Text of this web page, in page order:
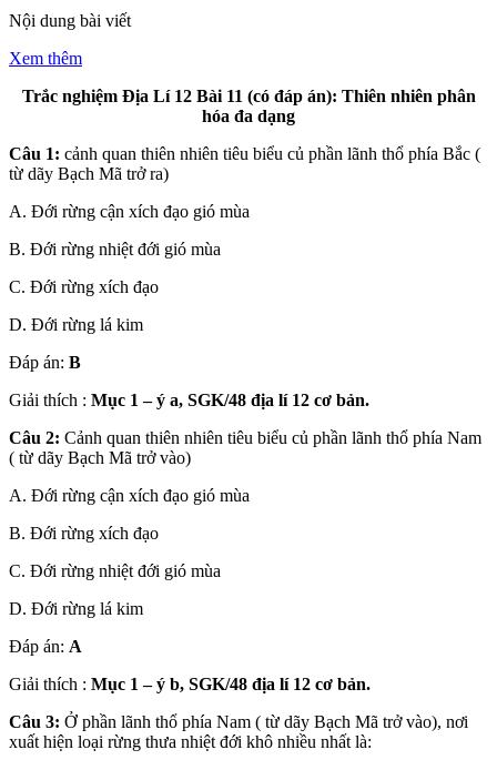
Nội dung bài viết
Xem thêm
Trắc nghiệm Địa Lí 12 Bài 11 (có đáp án): Thiên nhiên phân
hóa đa dạng
Câu 1: cảnh quan thiên nhiên tiêu biểu củ phần lãnh thổ phía Bắc (
từ dãy Bạch Mã trở ra)
A. Đới rừng cận xích đạo gió mùa
B. Đới rừng nhiệt đới gió mùa
C. Đới rừng xích đạo
D. Đới rừng lá kim
Đáp án: B
Giải thích : Mục 1 – ý a, SGK/48 địa lí 12 cơ bản.
Câu 2: Cảnh quan thiên nhiên tiêu biểu củ phần lãnh thổ phía Nam
( từ dãy Bạch Mã trở vào)
A. Đới rừng cận xích đạo gió mùa
B. Đới rừng xích đạo
C. Đới rừng nhiệt đới gió mùa
D. Đới rừng lá kim
Đáp án: A
Giải thích : Mục 1 – ý b, SGK/48 địa lí 12 cơ bản.
Câu 3: Ở phần lãnh thổ phía Nam ( từ dãy Bạch Mã trở vào), nơi
xuất hiện loại rừng thưa nhiệt đới khô nhiều nhất là: